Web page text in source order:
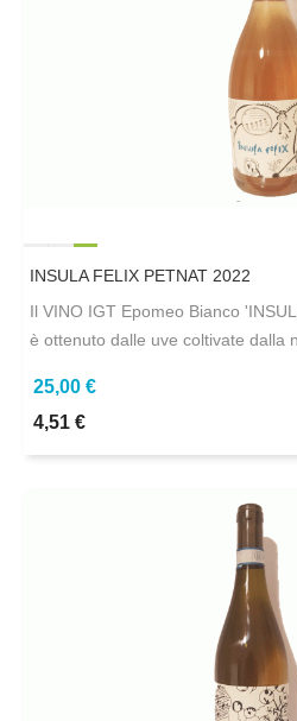
INSULA FELIX PETNAT 2022
Il VINO IGT Epomeo Bianco
è ottenuto dalle uve coltivate dalla
25,00 €
4,51 €